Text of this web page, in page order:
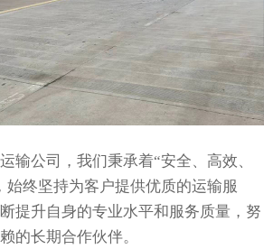
输公司，我们秉承着“安全、高效、
始终坚持为客户提供优质的运输服
提升自身的专业水平和服务质量，努
的长期合作伙伴。